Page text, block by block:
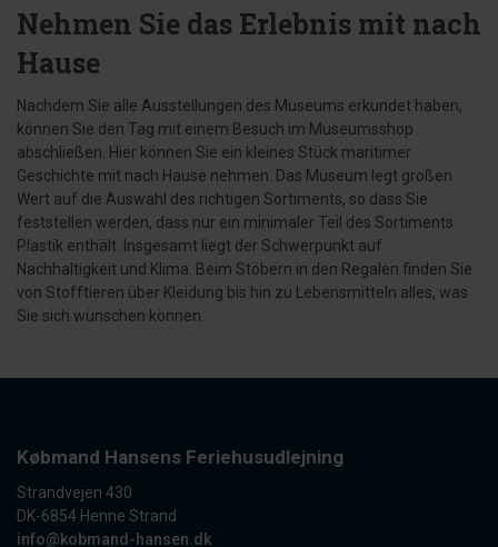
Nehmen Sie das Erlebnis mit nach
Hause
Nachdem Sie alle Ausstellungen des Museums erkundet haben,
können Sie den Tag mit einem Besuch im Museumsshop
abschließen. Hier können Sie ein kleines Stück maritimer
Geschichte mit nach Hause nehmen. Das Museum legt großen
Wert auf die Auswahl des richtigen Sortiments, so dass Sie
feststellen werden, dass nur ein minimaler Teil des Sortiments
Plastik enthält. Insgesamt liegt der Schwerpunkt auf
Nachhaltigkeit und Klima. Beim Stöbern in den Regalen finden Sie
von Stofftieren über Kleidung bis hin zu Lebensmitteln alles, was
Sie sich wünschen können.
Købmand Hansens Feriehusudlejning
Strandvejen 430
DK-6854 Henne Strand
info@kobmand-hansen.dk